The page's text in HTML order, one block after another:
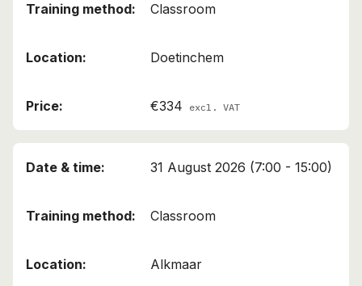
Classroom
Doetinchem
€334 excl. VAT
31 August 2026 (7:00 - 15:00)
Classroom
Alkmaar